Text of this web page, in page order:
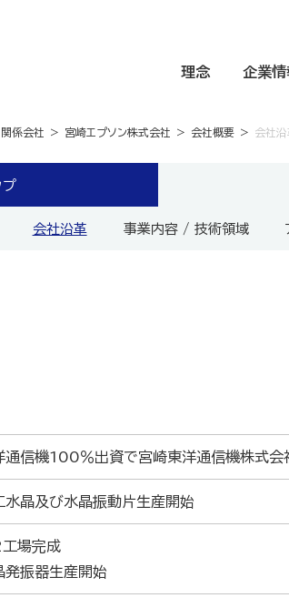
理念 企業情
関係会社 宮崎エプソン株式会社 会社概要 会社沿
プ
会社沿革 事業内容 / 技術領域
通信機100％出資で宮崎東洋通信機株式会
水晶及び水晶振動片生産開始
場完成
発振器生産開始